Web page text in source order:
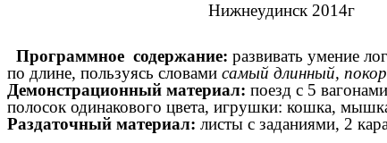
Нижнеудинск
Программное содержание: развивать умение
по длине, пользуясь словами самый длинный,
Демонстрационный материал: поезд с 5
полосок одинакового цвета, игрушки: кошка,
Раздаточный материал: листы с заданиями, 2